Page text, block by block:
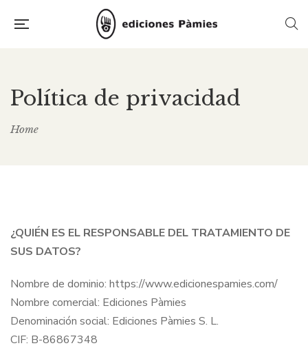
Política de privacidad
Home
¿QUIÉN ES EL RESPONSABLE DEL TRATAMIENTO DE
SUS DATOS?
Nombre de dominio: https://www.edicionespamies.com/
Nombre comercial: Ediciones Pàmies
Denominación social: Ediciones Pàmies S. L.
CIF: B-86867348